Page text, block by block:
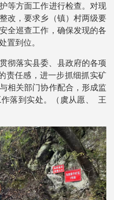
等方面工作进行检查。对现
改，要求乡（镇）村两级要
全巡查工作，确保发现的各
置到位。
彻落实县委、县政府的各项
责任感，进一步抓细抓实矿
相关部门协作配合，形成监
落到实处。（虞从愿、 王